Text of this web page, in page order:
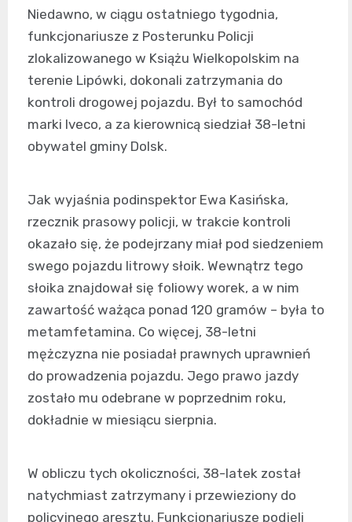
Niedawno, w ciągu ostatniego tygodnia,
funkcjonariusze z Posterunku Policji
zlokalizowanego w Książu Wielkopolskim na
terenie Lipówki, dokonali zatrzymania do
kontroli drogowej pojazdu. Był to samochód
marki Iveco, a za kierownicą siedział 38-letni
obywatel gminy Dolsk.
Jak wyjaśnia podinspektor Ewa Kasińska,
rzecznik prasowy policji, w trakcie kontroli
okazało się, że podejrzany miał pod siedzeniem
swego pojazdu litrowy słoik. Wewnątrz tego
słoika znajdował się foliowy worek, a w nim
zawartość ważąca ponad 120 gramów – była to
metamfetamina. Co więcej, 38-letni
mężczyzna nie posiadał prawnych uprawnień
do prowadzenia pojazdu. Jego prawo jazdy
zostało mu odebrane w poprzednim roku,
dokładnie w miesiącu sierpnia.
W obliczu tych okoliczności, 38-latek został
natychmiast zatrzymany i przewieziony do
policyjnego aresztu. Funkcjonariusze podjęli